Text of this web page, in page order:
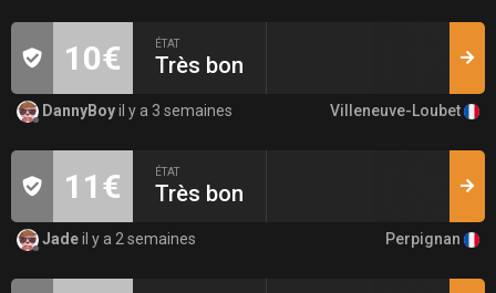
10€ ÉTAT
Très bon
DannyBoyil y a 3 semaines Villeneuve-Loubet
11€ ÉTAT
Très bon
Jadeil y a 2 semaines Perpignan